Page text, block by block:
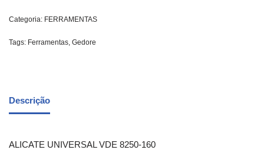
Categoria: FERRAMENTAS
Tags: Ferramentas Gedore
Descrição
ALICATE UNIVERSAL VDE 8250-160